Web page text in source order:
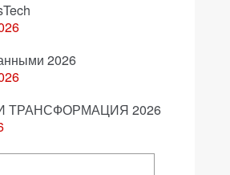
2026
ТРАНСФОРМАЦИЯ 2026